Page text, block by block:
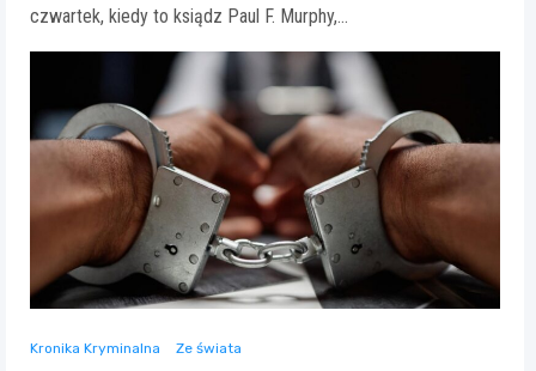
czwartek, kiedy to ksiądz Paul F. Murphy,…
Kronika Kryminalna Ze świata